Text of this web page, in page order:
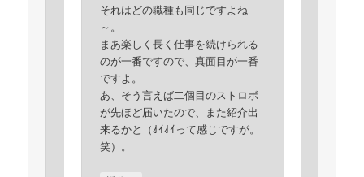
それはどの職種も同じですよね
～。
まあ楽しく長く仕事を続けられる
のが一番ですので、真面目が一番
ですよ。
あ、そう言えば二個目のストロボ
が先ほど届いたので、また紹介出
来るかと（ｵｲｵｲって感じですが。
笑）。